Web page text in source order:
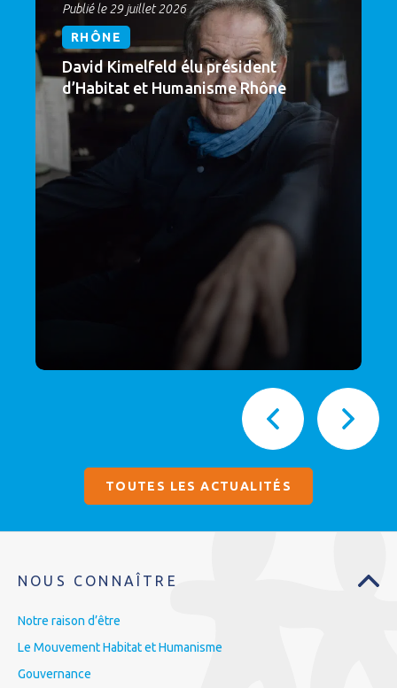
Publié le 29 juillet 2026
RHÔNE
David Kimelfeld élu président
d’Habitat et Humanisme Rhône
TOUTES LES ACTUALITÉS
NOUS CONNAÎTRE
Notre raison d’être
Le Mouvement Habitat et Humanisme
Gouvernance